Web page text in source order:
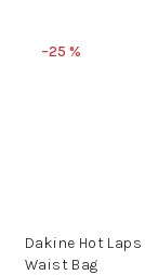
–25 %
Dakine Hot Laps
Waist Bag